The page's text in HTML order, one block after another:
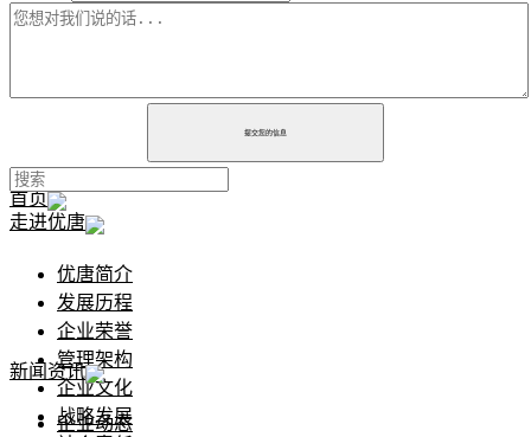
提交您的信息
首页
走进优唐
优唐简介
发展历程
企业荣誉
管理架构
企业文化
战略发展
新闻资讯
企业动态